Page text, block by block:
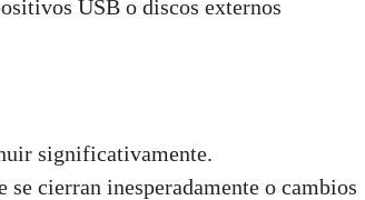
USB o discos externos
significativamente.
se cierran inesperadamente o cambios